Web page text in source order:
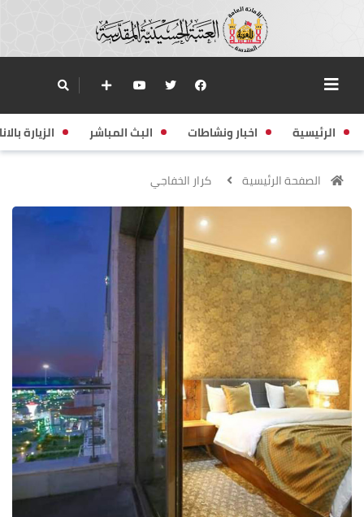
الرئيسية اخبار ونشاطات البث المباشر الزيارة
الصفحة الرئيسية كرار الخفاجي